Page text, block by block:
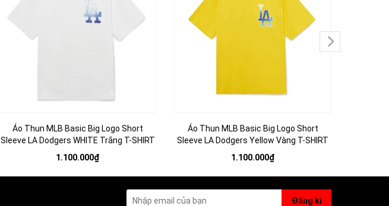
Áo Thun MLB Basic Big Logo Short
Sleeve LA Dodgers WHITE Trắng T-SHIRT
1.100.000₫
Áo Thun MLB Basic Big Logo Short
Sleeve LA Dodgers Yellow Vàng T-SHIRT
1.100.000₫
Đăng kí